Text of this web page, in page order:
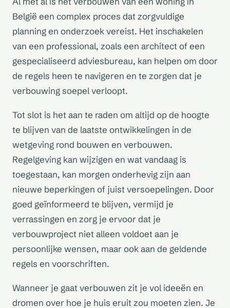
België een complex proces dat zorgvuldige
planning en onderzoek vereist. Het inschakelen
van een professional, zoals een architect of een
gespecialiseerd adviesbureau, kan helpen om door
de regels heen te navigeren en te zorgen dat je
verbouwing soepel verloopt.
Tot slot is het aan te raden om altijd op de hoogte
te blijven van de laatste ontwikkelingen in de
wetgeving rond bouwen en verbouwen.
Regelgeving kan wijzigen en wat vandaag is
toegestaan, kan morgen onderhevig zijn aan
nieuwe beperkingen of juist versoepelingen. Door
goed geïnformeerd te blijven, vermijd je
verrassingen en zorg je ervoor dat je
verbouwproject niet alleen voldoet aan je
persoonlijke wensen, maar ook aan de geldende
regels en voorschriften.
Wanneer je gaat verbouwen zit je vol ideeën en
dromen over hoe je huis eruit zou moeten zien. Je